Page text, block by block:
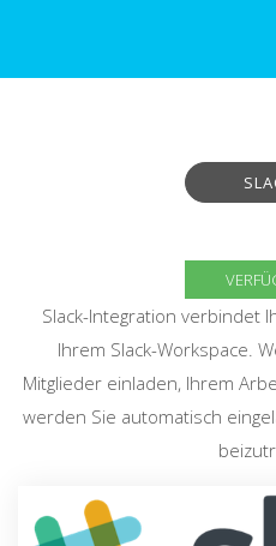
Slack-Integration verbindet
Ihrem Slack-Workspace.
Mitglieder einladen, Ihrem
werden Sie automatisch